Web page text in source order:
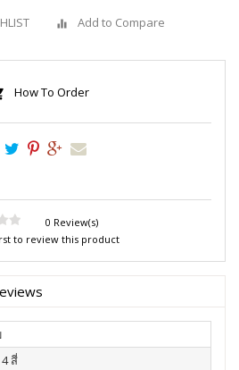
Add to Compare
How To Order
0 Review(s)
to review this product
สี่